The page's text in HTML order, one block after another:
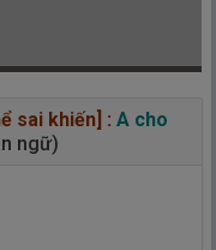
sai khiến] : A cho
ngữ)